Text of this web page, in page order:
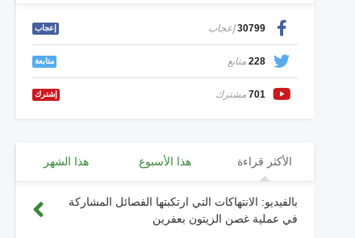
30799 إعجاب إعجاب
228 متابع متابعة
701 مشترك إشترك
الأكثر قراءة هذا الأسبوع هذا الشهر
بالفيديو: الانتهاكات التي ارتكبتها الفصائل المشاركة
في عملية غصن الزيتون بعفرين